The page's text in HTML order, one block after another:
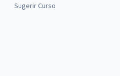
Sugerir Curso